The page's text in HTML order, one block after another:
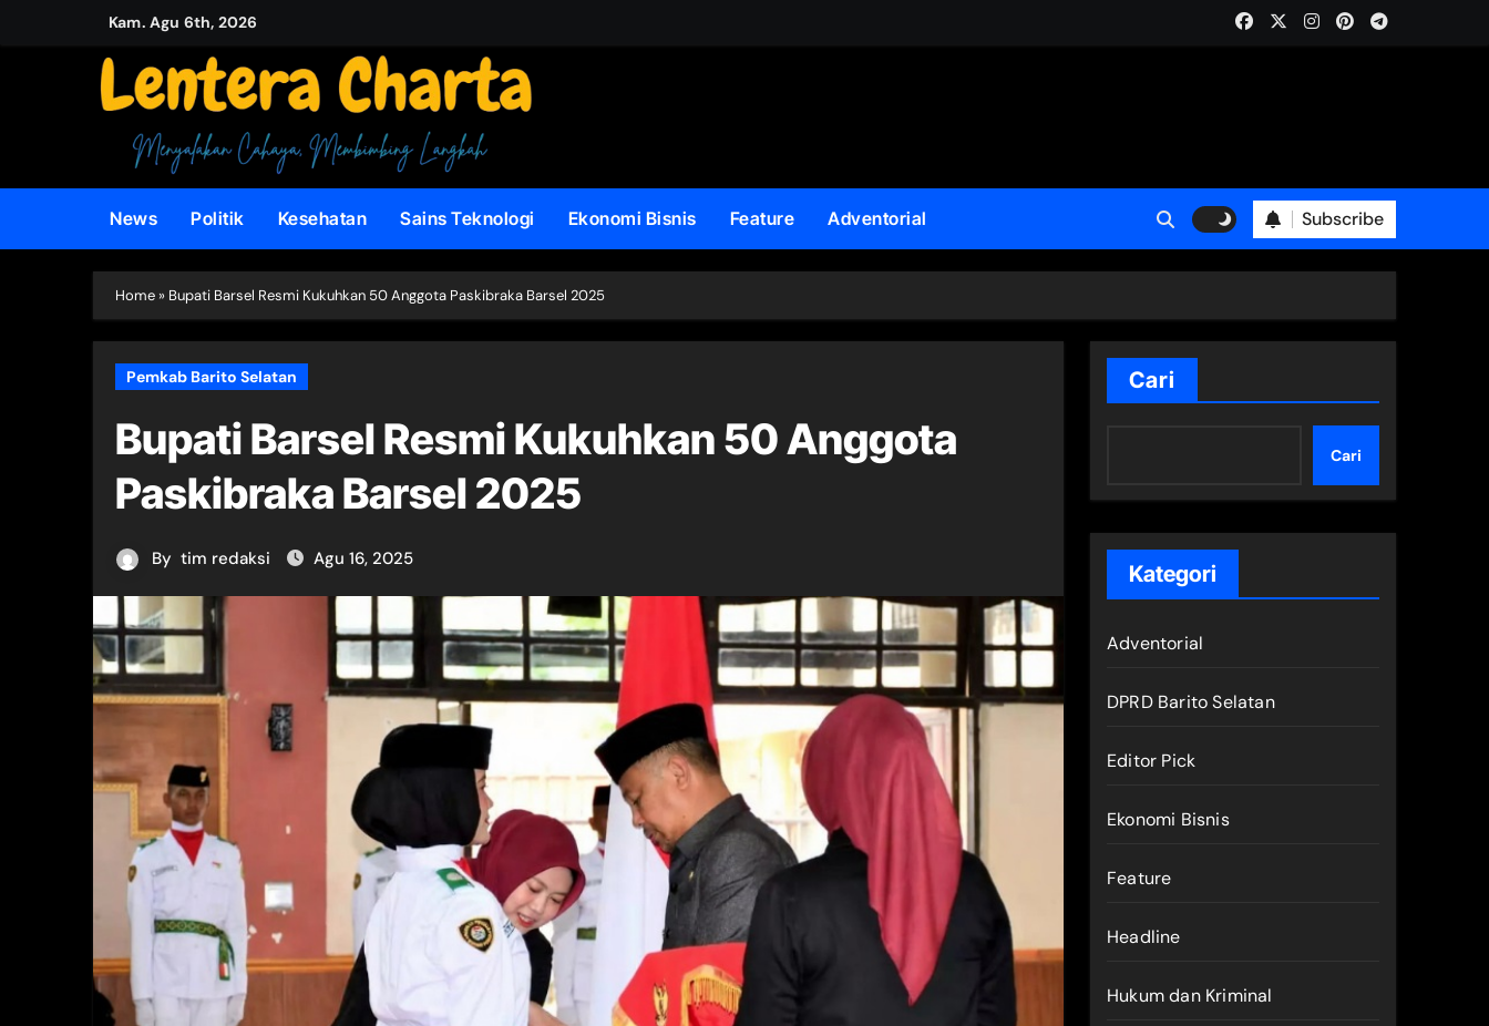
Kam. Agu 6th, 2026
News Politik Kesehatan Sains Teknologi Ekonomi Bisnis Feature Adventorial Subscribe
Home » Bupati Barsel Resmi Kukuhkan 50 Anggota Paskibraka Barsel 2025
Pemkab Barito Selatan
Bupati Barsel Resmi Kukuhkan 50 Anggota
Paskibraka Barsel 2025
By tim redaksi Agu 16, 2025
Cari
Cari
Kategori
Adventorial
DPRD Barito Selatan
Editor Pick
Ekonomi Bisnis
Feature
Headline
Hukum dan Kriminal